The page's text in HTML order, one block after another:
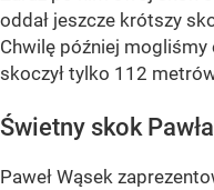
oddał jeszcze krótszy
Chwilę później
skoczył tylko 112
Świetny skok
Paweł Wąsek